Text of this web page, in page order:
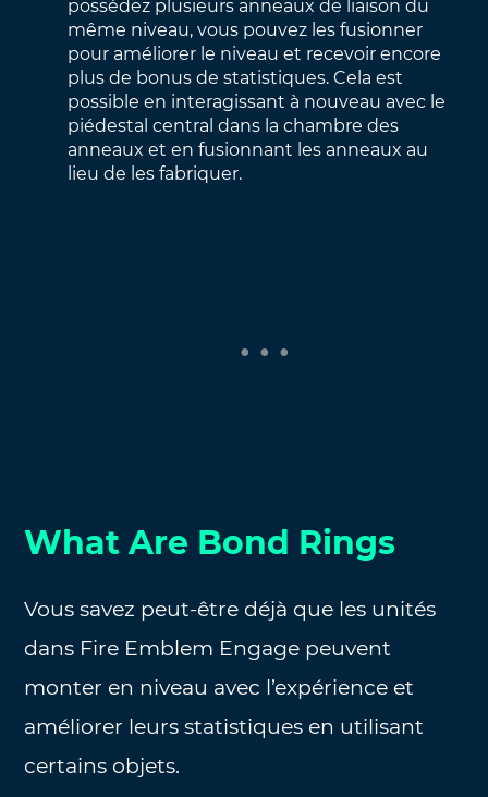
possédez plusieurs anneaux de liaison du
même niveau, vous pouvez les fusionner
pour améliorer le niveau et recevoir encore
plus de bonus de statistiques. Cela est
possible en interagissant à nouveau avec le
piédestal central dans la chambre des
anneaux et en fusionnant les anneaux au
lieu de les fabriquer.
What Are Bond Rings
Vous savez peut-être déjà que les unités
dans Fire Emblem Engage peuvent
monter en niveau avec l’expérience et
améliorer leurs statistiques en utilisant
certains objets.